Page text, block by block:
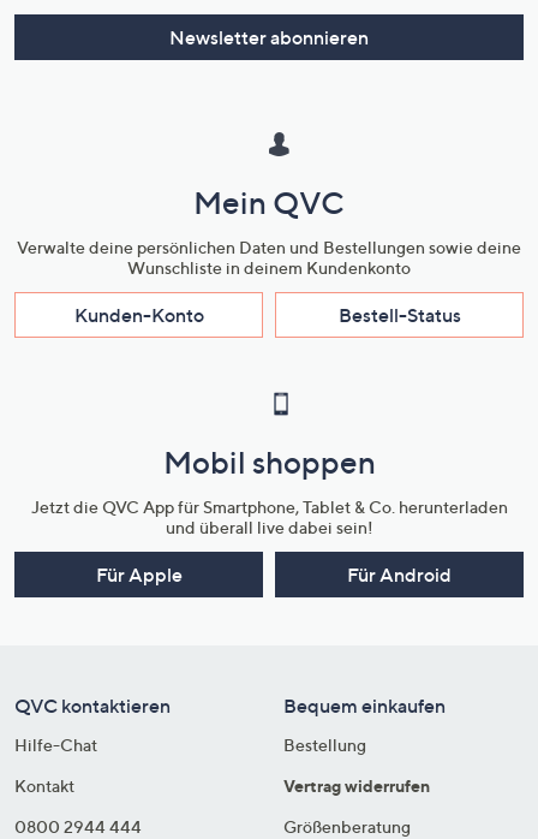
Newsletter abonnieren
Mein QVC
Verwalte deine persönlichen Daten und Bestellungen sowie deine
Wunschliste in deinem Kundenkonto
Kunden-Konto Bestell-Status
Mobil shoppen
Jetzt die QVC App für Smartphone, Tablet & Co. herunterladen
und überall live dabei sein!
Für Apple Für Android
QVC kontaktieren
Hilfe-Chat
Kontakt
0800 2944 444
Bequem einkaufen
Bestellung
Vertrag widerrufen
Größenberatung